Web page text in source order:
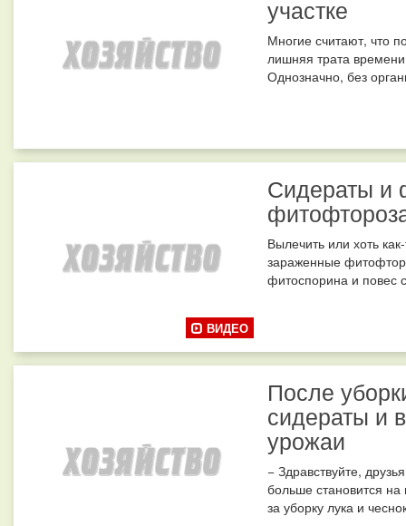
участке
Многие считают, что
лишняя трата
Однозначно, без
ВИДЕО
Сидераты и
Вылечить или хоть
зараженные
фитоспорина и повес
После
сидераты и
урожаи
− Здравствуйте,
больше становится
за уборку лука и